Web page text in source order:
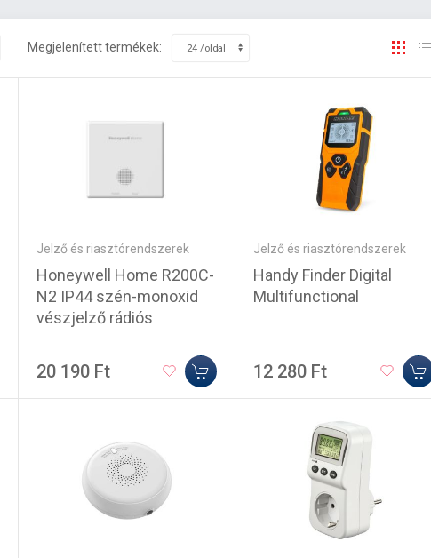
Megjelenített termékek:
Jelző és riasztórendszerek
Honeywell Home R200C-
N2 IP44 szén-monoxid
vészjelző rádiós
20 190 Ft
Jelző és riasztórendszerek
Handy Finder Digital
Multifunctional
12 280 Ft